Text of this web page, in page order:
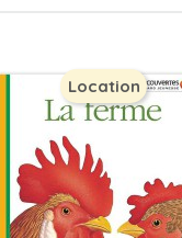
Location